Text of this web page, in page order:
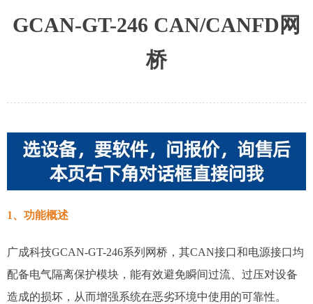
GCAN-GT-246 CAN/CANFD网
桥
1、功能概述
广成科技GCAN-GT-246系列网桥，其CAN接口和电源接口均
配备电气隔离保护模块，能有效避免瞬间过流、过压对设备
造成的损坏，从而增强系统在恶劣环境中使用的可靠性。